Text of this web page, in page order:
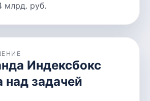
млрд. руб.
Индексбокс
над задачей